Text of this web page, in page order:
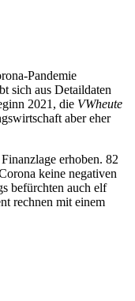
Pandemie
sich aus Detaildaten
2021, die VWheute
aber eher
erhoben. 82
keine negativen
befürchten auch elf
rechnen mit einem